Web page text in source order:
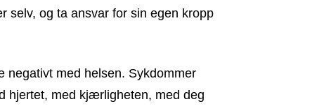
selv, og ta ansvar for sin egen kropp
negativt med helsen. Sykdommer
hjertet, med kjærligheten, med deg